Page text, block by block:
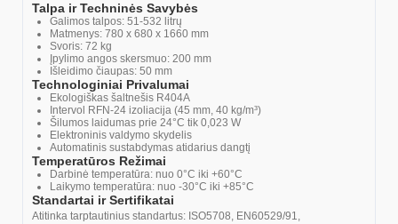
Talpa ir Techninės Savybės
Galimos talpos: 51-532 litrų
Matmenys: 780 x 680 x 1660 mm
Svoris: 72 kg
Įpylimo angos skersmuo: 200 mm
Išleidimo čiaupas: 50 mm
Technologiniai Privalumai
Ekologiškas šaltnešis R404A
Intervol RFN-24 izoliacija (45 mm, 40 kg/m³)
Šilumos laidumas prie 24°C tik 0,023 W
Elektroninis valdymo skydelis
Automatinis sustabdymas atidarius dangtį
Temperatūros Režimai
Darbinė temperatūra: nuo 0°C iki +60°C
Laikymo temperatūra: nuo -30°C iki +85°C
Standartai ir Sertifikatai
Atitinka tarptautinius standartus: ISO5708, EN60529/91,